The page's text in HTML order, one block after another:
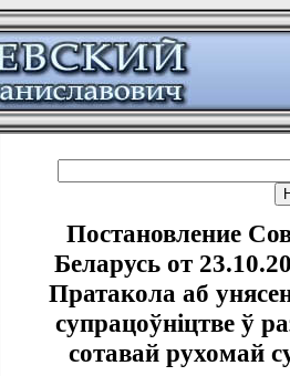
Постановление
Беларусь от
Пратакола аб
супрацоўнiцтве ў
сотавай рухомай